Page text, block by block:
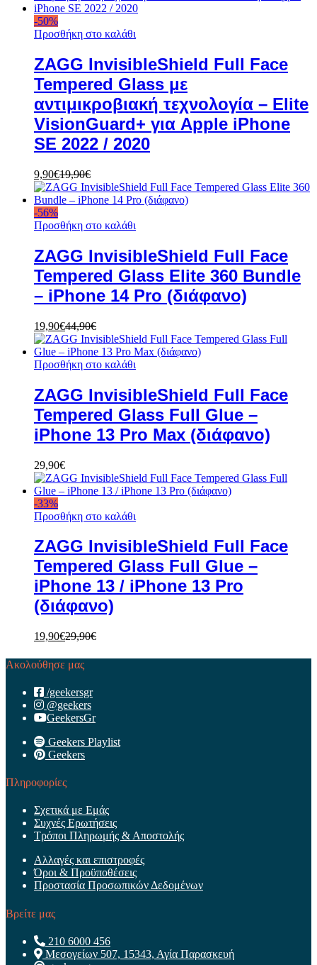
-50%
Προσθήκη στο καλάθι
ZAGG InvisibleShield Full Face
Tempered Glass με
αντιμικροβιακή τεχνολογία – Elite
VisionGuard+ για Apple iPhone
SE 2022 / 2020
9,90€19,90€
-56%
Προσθήκη στο καλάθι
ZAGG InvisibleShield Full Face
Tempered Glass Elite 360 Bundle
– iPhone 14 Pro (διάφανο)
19,90€44,90€
Προσθήκη στο καλάθι
ZAGG InvisibleShield Full Face
Tempered Glass Full Glue –
iPhone 13 Pro Max (διάφανο)
29,90€
-33%
Προσθήκη στο καλάθι
ZAGG InvisibleShield Full Face
Tempered Glass Full Glue –
iPhone 13 / iPhone 13 Pro
(διάφανο)
19,90€29,90€
Ακολούθησε μας
/geekersgr
@geekers
GeekersGr
Geekers Playlist
Geekers
Πληροφορίες
Σχετικά με Εμάς
Συχνές Ερωτήσεις
Τρόποι Πληρωμής & Αποστολής
Αλλαγές και επιστροφές
Όροι & Προϋποθέσεις
Προστασία Προσωπικών Δεδομένων
Βρείτε μας
210 6000 456
Μεσογείων 507, 15343, Αγία Παρασκευή